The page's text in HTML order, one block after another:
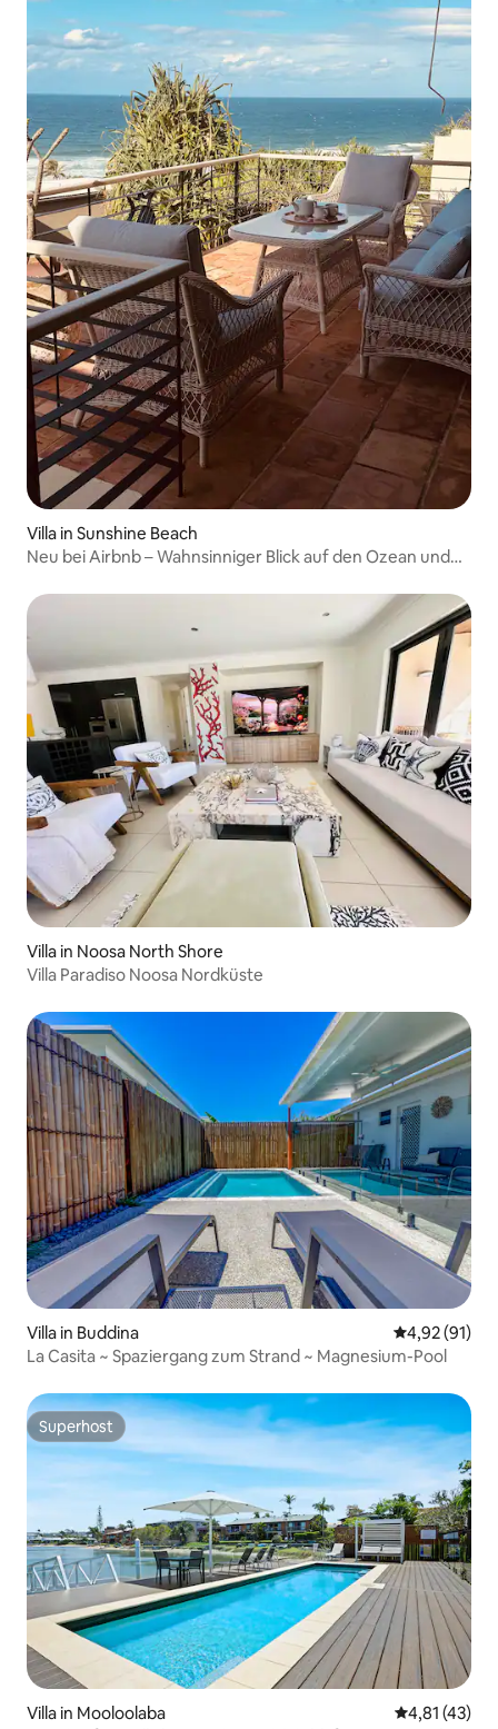
Villa in Sunshine Beach
Neu bei Airbnb – Wahnsinniger Blick auf den Ozean und
Villa in Noosa North Shore
Villa Paradiso Noosa Nordküste
Villa in Buddina
4,92 (91)
La Casita ~ Spaziergang zum Strand ~ Magnesium-Pool
Superhost
Superhost
Villa in Mooloolaba
4,81 (43)